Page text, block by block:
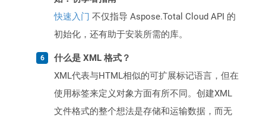
快速入门 不仅指导 Aspose.Total Cloud API 的
初始化，还有助于安装所需的库。
什么是 XML 格式？
XML代表与HTML相似的可扩展标记语言，但在
使用标签来定义对象方面有所不同。创建XML
文件格式的整个想法是存储和运输数据，而无